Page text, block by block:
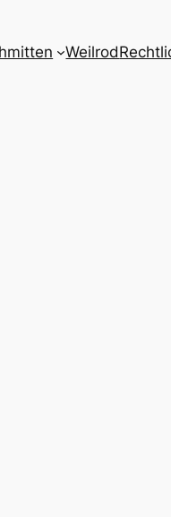
Weilrod